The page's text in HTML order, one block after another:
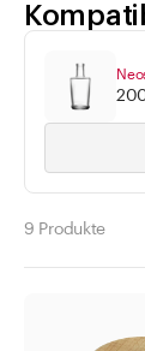
Gläser
Verschlüsse
Zubehör
9 Produkte